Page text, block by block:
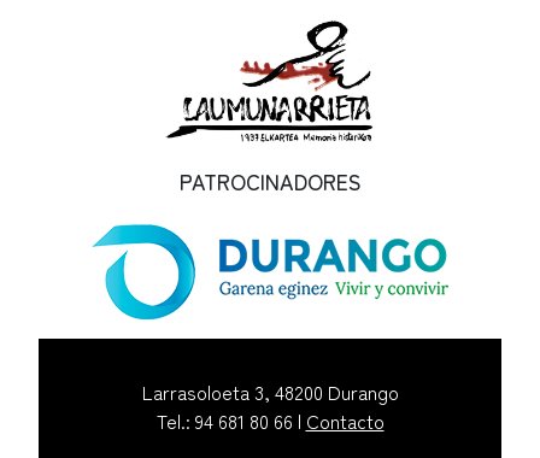
PATROCINADORES
Larrasoloeta 3, 48200 Durango
Tel.: 94 681 80 66 | Contacto